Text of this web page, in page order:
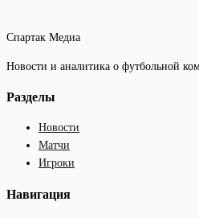
Спартак Медиа
Новости и аналитика о футбольной
Разделы
Новости
Матчи
Игроки
Навигация